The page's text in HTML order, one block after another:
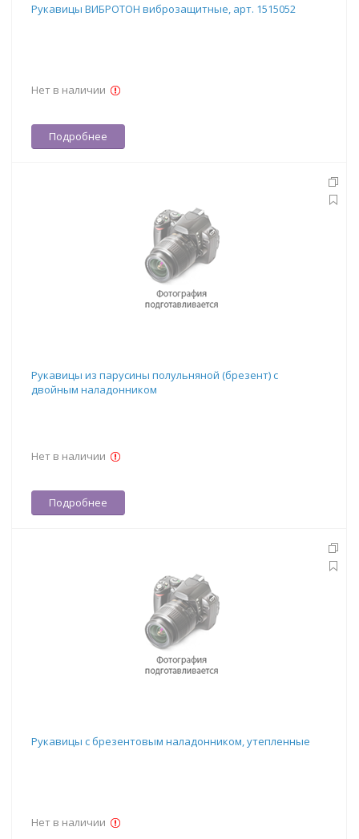
Рукавицы ВИБРОТОН виброзащитные, арт. 1515052
Нет в наличии
Подробнее
Рукавицы из парусины полульняной (брезент) с
двойным наладонником
Нет в наличии
Подробнее
Рукавицы с брезентовым наладонником, утепленные
Нет в наличии